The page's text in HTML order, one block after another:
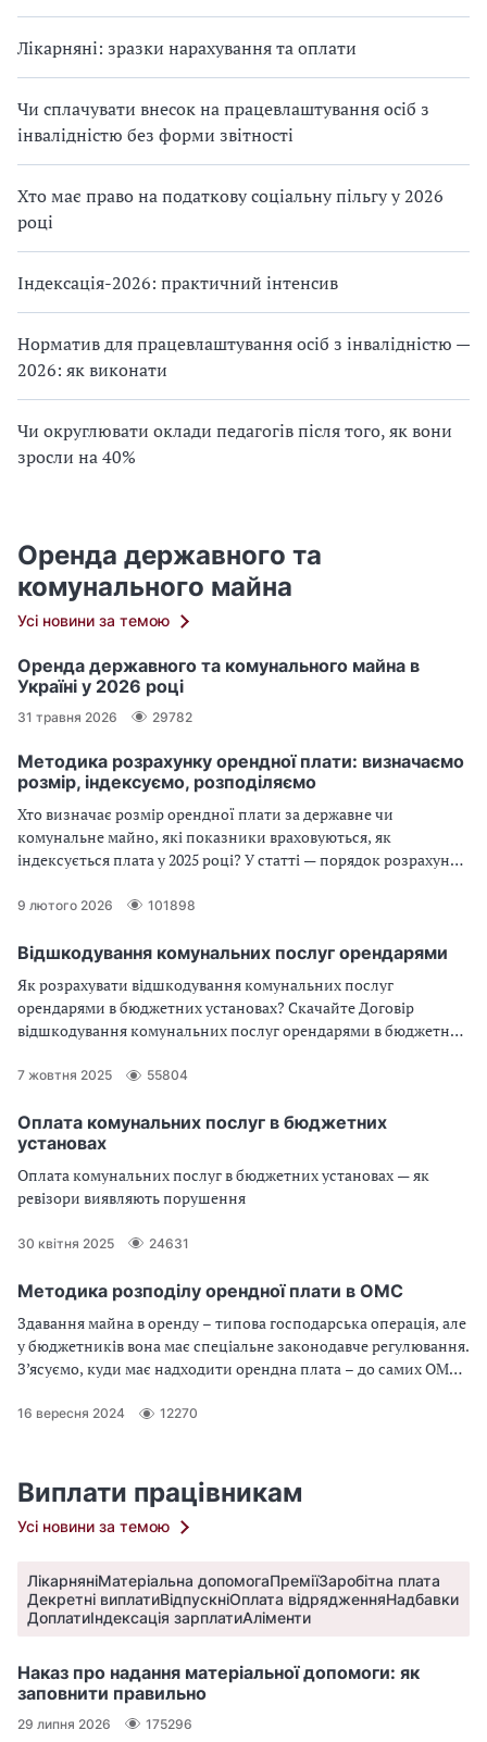
Лікарняні: зразки нарахування та оплати
Чи сплачувати внесок на працевлаштування осіб з
інвалідністю без форми звітності
Хто має право на податкову соціальну пільгу у 2026
році
Індексація-2026: практичний інтенсив
Норматив для працевлаштування осіб з інвалідністю —
2026: як виконати
Чи округлювати оклади педагогів після того, як вони
зросли на 40%
Оренда державного та
комунального майна
Усі новини за темою
Оренда державного та комунального майна в
Україні у 2026 році
31 травня 2026 29782
Методика розрахунку орендної плати: визначаємо
розмір, індексуємо, розподіляємо
Хто визначає розмір орендної плати за державне чи
комунальне майно, які показники враховуються, як
індексується плата у 2025 році? У статті — порядок розрахунку
поширені запитання
9 лютого 2026 101898
Відшкодування комунальних послуг орендарями
Як розрахувати відшкодування комунальних послуг
орендарями в бюджетних установах? Скачайте Договір
відшкодування комунальних послуг орендарями в бюджетних
7 жовтня 2025 55804
Оплата комунальних послуг в бюджетних
установах
Оплата комунальних послуг в бюджетних установах — як
ревізори виявляють порушення
30 квітня 2025 24631
Методика розподілу орендної плати в ОМС
Здавання майна в оренду – типова господарська операція, але
у бюджетників вона має спеціальне законодавче регулювання.
З’ясуємо, куди має надходити орендна плата – до самих ОМС
практиці виглядає методика розподілу орендної плати.
16 вересня 2024 12270
Виплати працівникам
Усі новини за темою
ЛікарняніМатеріальна допомогаПреміїЗаробітна плата
Декретні виплатиВідпускніОплата відрядженняНадбавки
ДоплатиІндексація зарплатиАліменти
Наказ про надання матеріальної допомоги: як
заповнити правильно
29 липня 2026 175296